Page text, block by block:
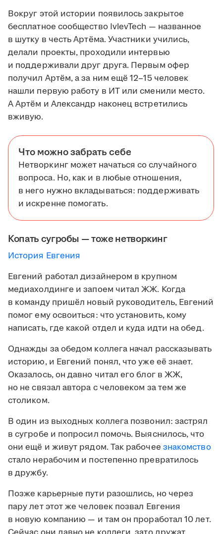
Вокруг этой истории появилось закрытое
бесплатное сообщество IvlevTech — названное
в шутку в честь Артёма. Участники учились,
делали проекты, проходили интервью
и поддерживали друг друга. Первым офер
получил Артём, а за ним ещё 12–15 человек
нашли первую работу в ИТ или сменили место.
А Артём и Александр наконец встретились
вживую.
Что можно забрать себе
Нетворкинг может начаться со случайного
вопроса. Но, как и в любые отношения,
в него нужно вкладываться: поддерживать
и искренне помогать.
Копать сугробы — тоже нетворкинг
История Евгения
Евгений работал дизайнером в крупном
медиахолдинге и запоем читал ЖЖ. Когда
в команду пришёл новый руководитель, Евгений
помог ему освоиться: что установить, кому
написать, где какой отдел и куда идти на обед.
Однажды за обедом коллега начал рассказывать
историю, и Евгений понял, что уже её знает.
Оказалось, он давно читал его блог в ЖЖ,
но не связал автора с человеком за тем же
столиком.
В один из выходных коллега позвонил: застрял
в сугробе и попросил помочь. Выяснилось, что
они ещё и живут рядом. Так рабочее знакомство
стало нерабочим и постепенно превратилось
в дружбу.
Позже карьерные пути разошлись, но через
пару лет этот же человек позвал Евгения
в новую компанию — и там он проработал 10 лет.